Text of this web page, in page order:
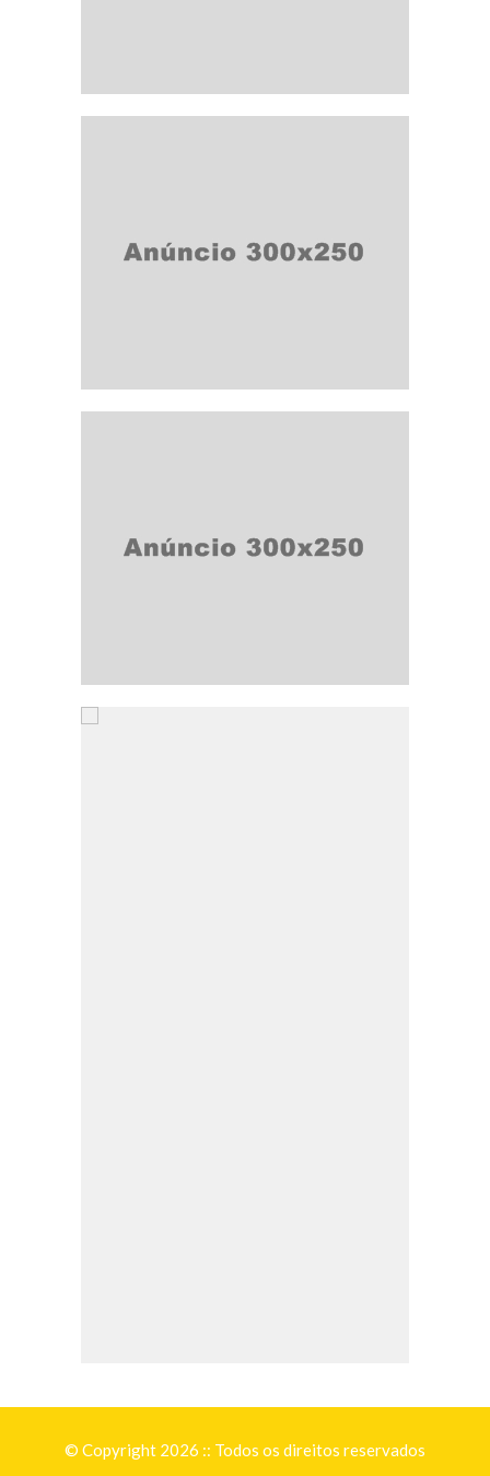
© Copyright 2026 :: Todos os direitos reservados